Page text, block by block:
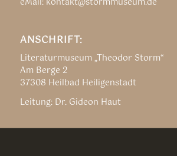
ANSCHRIFT:
Literaturmuseum „Theodor Storm“
Am Berge 2
37308 Heilbad Heiligenstadt
Leitung: Dr. Gideon Haut